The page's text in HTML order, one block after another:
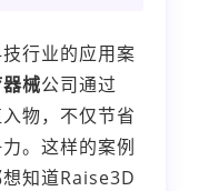
行业的应用案
械公司通过
物，不仅节省
。这样的案例
知道Raise3D